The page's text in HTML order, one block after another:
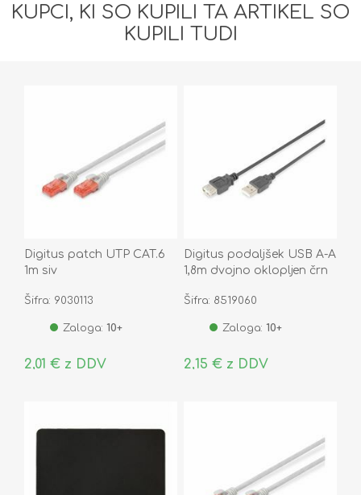
KUPCI, KI SO KUPILI TA ARTIKEL SO
KUPILI TUDI
Digitus patch UTP CAT.6
1m siv
Šifra: 9030113
Zaloga: 10+
2,01 € z DDV
Digitus podaljšek USB A-A
1,8m dvojno oklopljen črn
Šifra: 8519060
Zaloga: 10+
2,15 € z DDV